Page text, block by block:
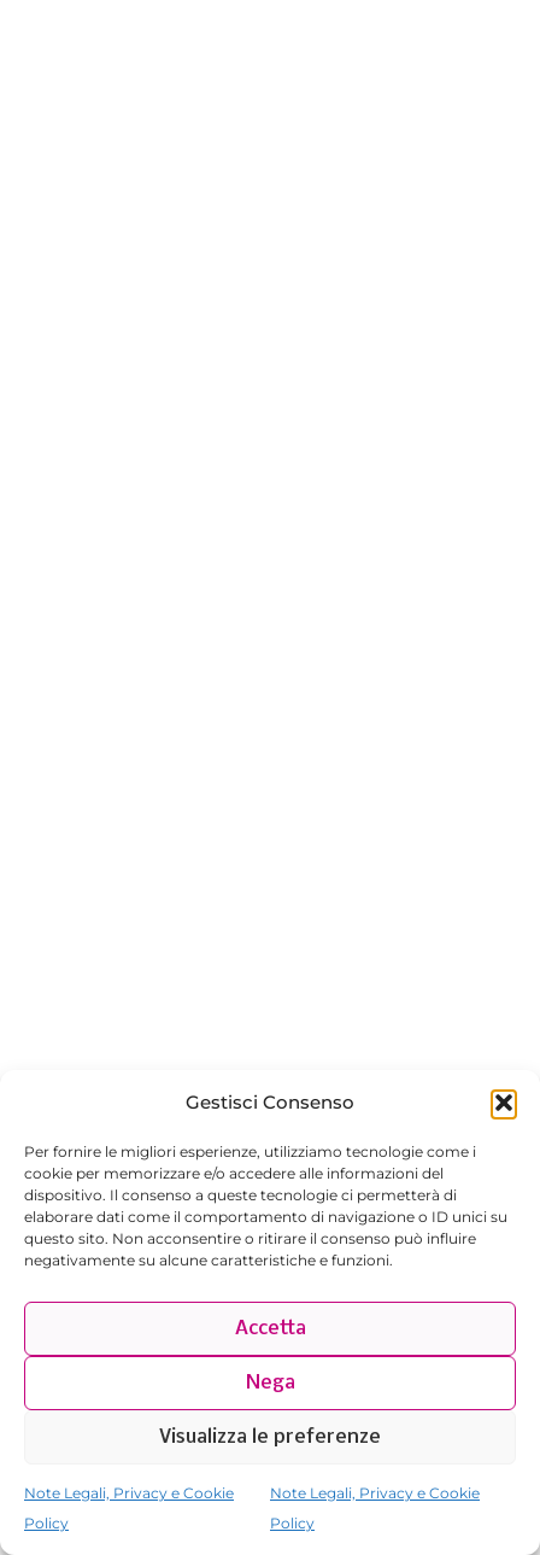
Gestisci Consenso
Per fornire le migliori esperienze, utilizziamo tecnologie come i
cookie per memorizzare e/o accedere alle informazioni del
dispositivo. Il consenso a queste tecnologie ci permetterà di
elaborare dati come il comportamento di navigazione o ID unici su
questo sito. Non acconsentire o ritirare il consenso può influire
negativamente su alcune caratteristiche e funzioni.
Accetta
Nega
Visualizza le preferenze
Note Legali, Privacy e Cookie
Policy
Note Legali, Privacy e Cookie
Policy